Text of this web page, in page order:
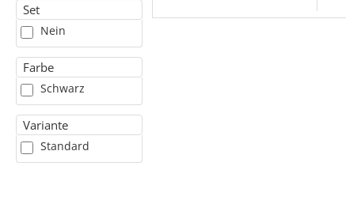
Set
Nein
Farbe
Schwarz
Variante
Standard